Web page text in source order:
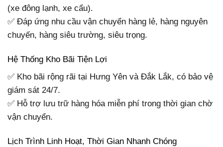
(xe đông lạnh, xe cẩu).
✅ Đáp ứng nhu cầu vận chuyển hàng lẻ, hàng nguyên
chuyến, hàng siêu trường, siêu trọng.
Hệ Thống Kho Bãi Tiện Lợi
✅ Kho bãi rộng rãi tại Hưng Yên và Đắk Lắk, có bảo vệ
giám sát 24/7.
✅ Hỗ trợ lưu trữ hàng hóa miễn phí trong thời gian chờ
vận chuyển.
Lịch Trình Linh Hoạt, Thời Gian Nhanh Chóng